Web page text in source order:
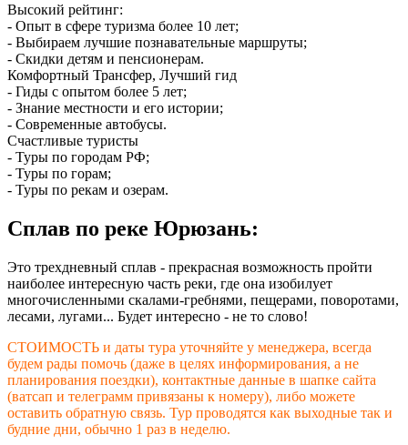
Высокий рейтинг:
- Опыт в сфере туризма более 10 лет;
- Выбираем лучшие познавательные маршруты;
- Скидки детям и пенсионерам.
Комфортный Трансфер, Лучший гид
- Гиды с опытом более 5 лет;
- Знание местности и его истории;
- Современные автобусы.
Счастливые туристы
- Туры по городам РФ;
- Туры по горам;
- Туры по рекам и озерам.
Сплав по реке Юрюзань:
Это трехдневный сплав - прекрасная возможность пройти
наиболее интересную часть реки, где она изобилует
многочисленными скалами-гребнями, пещерами, поворотами,
лесами, лугами... Будет интересно - не то слово!
СТОИМОСТЬ и даты тура уточняйте у менеджера, всегда
будем рады помочь (даже в целях информирования, а не
планирования поездки), контактные данные в шапке сайта
(ватсап и телеграмм привязаны к номеру), либо можете
оставить обратную связь. Тур проводятся как выходные так и
будние дни, обычно 1 раз в неделю.